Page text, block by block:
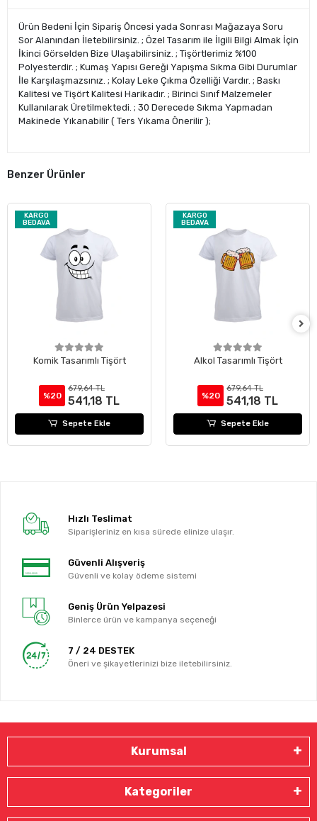
Ürün Bedeni İçin Sipariş Öncesi yada Sonrası Mağazaya Soru
Sor Alanından İletebilirsiniz. ; Özel Tasarım ile İlgili Bilgi Almak İçin
İkinci Görselden Bize Ulaşabilirsiniz. ; Tişörtlerimiz %100
Polyesterdir. ; Kumaş Yapısı Gereği Yapışma Sıkma Gibi Durumlar
İle Karşılaşmazsınız. ; Kolay Leke Çıkma Özelliği Vardır. ; Baskı
Kalitesi ve Tişört Kalitesi Harikadır. ; Birinci Sınıf Malzemeler
Kullanılarak Üretilmektedi. ; 30 Derecede Sıkma Yapmadan
Makinede Yıkanabilir ( Ters Yıkama Önerilir );
Benzer Ürünler
KARGO
BEDAVA
Komik Tasarımlı Tişört
%20
679,64 TL
541,18 TL
Sepete Ekle
KARGO
BEDAVA
Alkol Tasarımlı Tişört
%20
679,64 TL
541,18 TL
Sepete Ekle
Hızlı Teslimat
Siparişleriniz en kısa sürede elinize ulaşır.
Güvenli Alışveriş
Güvenli ve kolay ödeme sistemi
Geniş Ürün Yelpazesi
Binlerce ürün ve kampanya seçeneği
7 / 24 DESTEK
Öneri ve şikayetlerinizi bize iletebilirsiniz.
Kurumsal
Kategoriler